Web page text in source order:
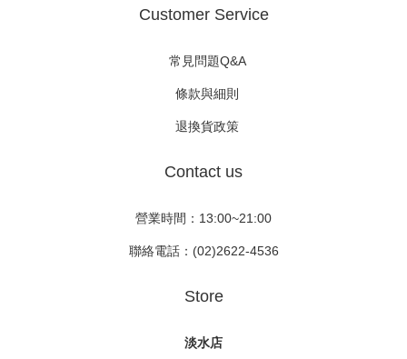
Customer Service
常見問題Q&A
條款與細則
退換貨政策
Contact us
營業時間：13:00~21:00
聯絡電話：(02)2622-4536
Store
淡水店